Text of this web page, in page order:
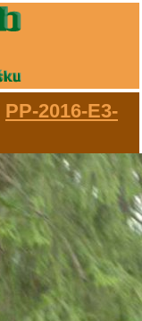
PP-2016-E3-